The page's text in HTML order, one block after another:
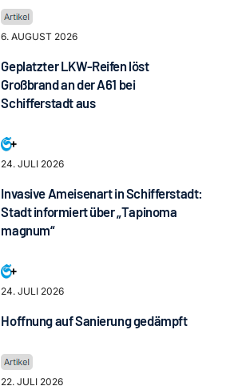
6. AUGUST 2026
Geplatzter LKW-Reifen löst
Großbrand an der A61 bei
Schifferstadt aus
24. JULI 2026
Invasive Ameisenart in Schifferstadt:
Stadt informiert über „Tapinoma
magnum“
24. JULI 2026
Hoffnung auf Sanierung gedämpft
22. JULI 2026